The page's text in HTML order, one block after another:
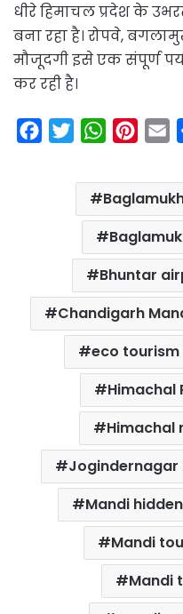
धीरे हिमाचल प्रदेश के
बना रहा है। रोपवे,
मौजूदगी इसे एक संपूर्ण
कर रही है।
k
i
e
W
a
t
s
A
p
p
n
t
e
r
e
s
t
a
i
l
Bhuntar
Chandigarh
eco tourism
Himachal
Himachal
Mandi
Mandi
Mandi